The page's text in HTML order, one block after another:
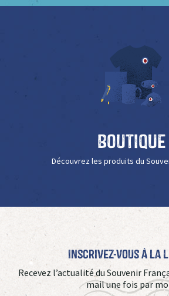
Boutique
Découvrez les produits du
Inscrivez-vous à La
Recevez l’actualité du Souvenir
mail une fois par